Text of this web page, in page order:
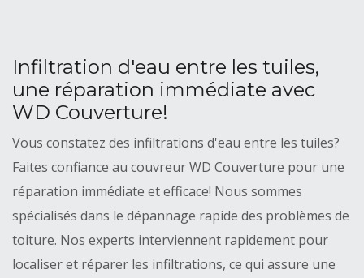
Infiltration d'eau entre les tuiles,
une réparation immédiate avec
WD Couverture!
Vous constatez des infiltrations d'eau entre les tuiles?
Faites confiance au couvreur WD Couverture pour une
réparation immédiate et efficace! Nous sommes
spécialisés dans le dépannage rapide des problèmes de
toiture. Nos experts interviennent rapidement pour
localiser et réparer les infiltrations, ce qui assure une